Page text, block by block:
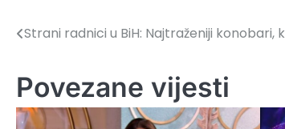
Navigacija
Strani radnici u BiH: Najtraženiji konobari,
Povezane vijesti